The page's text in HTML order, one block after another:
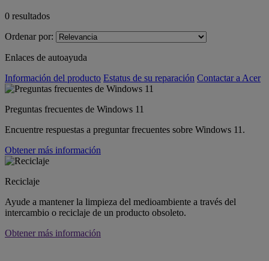
0 resultados
Ordenar por:
Enlaces de autoayuda
Información del producto Estatus de su reparación Contactar a Acer
Preguntas frecuentes de Windows 11
Encuentre respuestas a preguntar frecuentes sobre Windows 11.
Obtener más información
Reciclaje
Ayude a mantener la limpieza del medioambiente a través del
intercambio o reciclaje de un producto obsoleto.
Obtener más información